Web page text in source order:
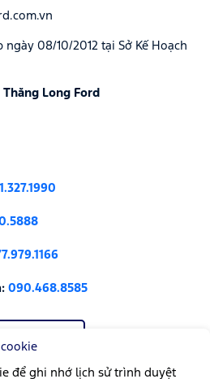
ngày 08/10/2012 tại Sở Kế Hoạch
Thăng Long Ford
090.468.8585
để ghi nhớ lịch sử trình duyệt